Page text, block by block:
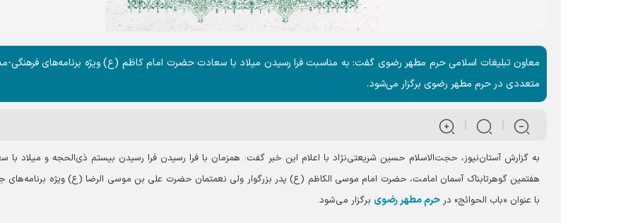
معاون تبلیغات اسلامی حرم مطهر رضوی گفت: به مناسبت فرا رسیدن میلاد با سعادت حضرت امام کاظم (ع) ویژه برنامه‌های فرهنگی-
متعددی در حرم مطهر رضوی برگزار می‌شود.
به گزارش آستان‌نیوز، حجت‌الاسلام حسین شریعتی‌نژاد با اعلام این خبر گفت: همزمان با فرا رسیدن فرا رسیدن بیستم ذی‌الحجه و میلاد با
هفتمین گوهرتابناک آسمان امامت، حضرت امام موسی الکاظم (ع) پدر بزرگوار ولی نعمتمان حضرت علی بن موسی الرضا (ع) ویژه برنامه‌های
با عنوان «باب الحوائج» در حرم مطهر رضوی برگزار می‌شود.